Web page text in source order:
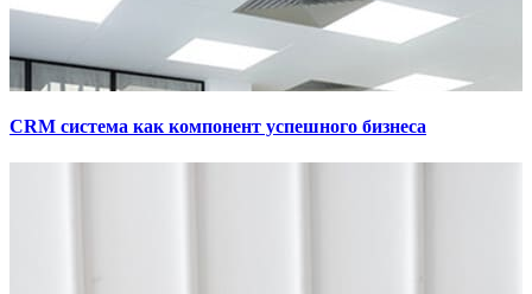
СRM система как компонент успешного бизнеса